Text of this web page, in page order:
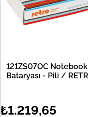
121ZS07OC Notebook
Bataryası - Pili /
₺1.219,65